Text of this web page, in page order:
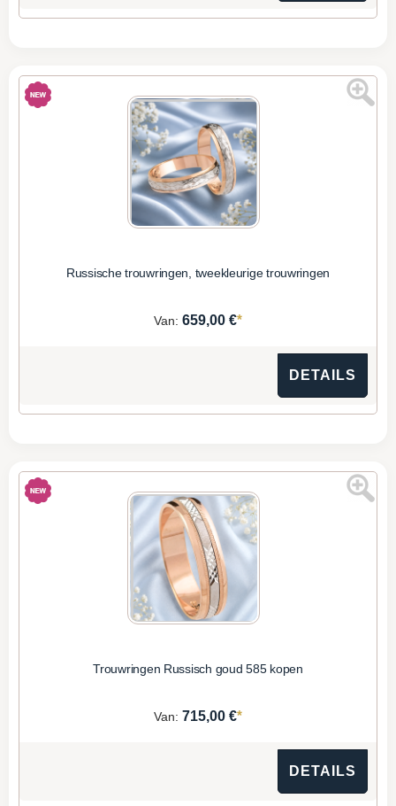
Russische trouwringen, tweekleurige trouwringen
Van: 659,00 €*
DETAILS
Trouwringen Russisch goud 585 kopen
Van: 715,00 €*
DETAILS